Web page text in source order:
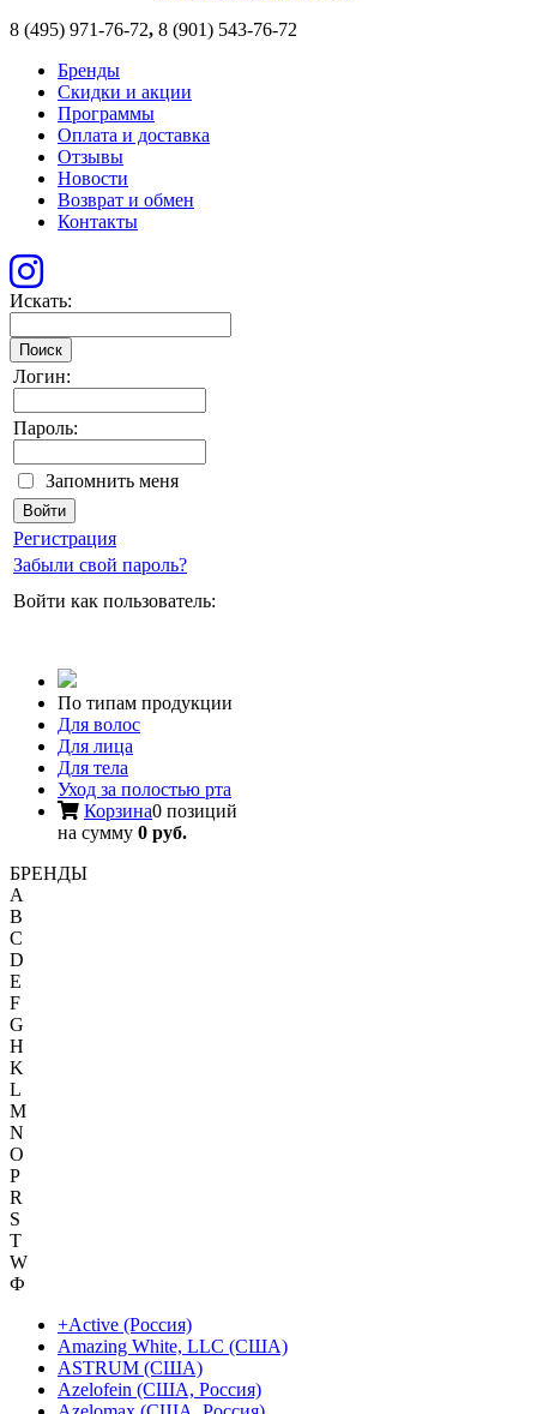
8 (495) 971-76-72, 8 (901) 543-76-72
Бренды
Скидки и акции
Программы
Оплата и доставка
Отзывы
Новости
Возврат и обмен
Контакты
Искать:
Поиск
Логин:
Пароль:
Запомнить меня
Регистрация
Забыли свой пароль?
Войти как пользователь:
По типам продукции
Для волос
Для лица
Для тела
Уход за полостью рта
Корзина0 позиций
на сумму 0 руб.
БРЕНДЫ
A
B
C
D
E
F
G
H
K
L
M
N
O
P
R
S
T
W
Ф
+Active (Россия)
Amazing White, LLC (США)
ASTRUM (США)
Azelofein (США, Россия)